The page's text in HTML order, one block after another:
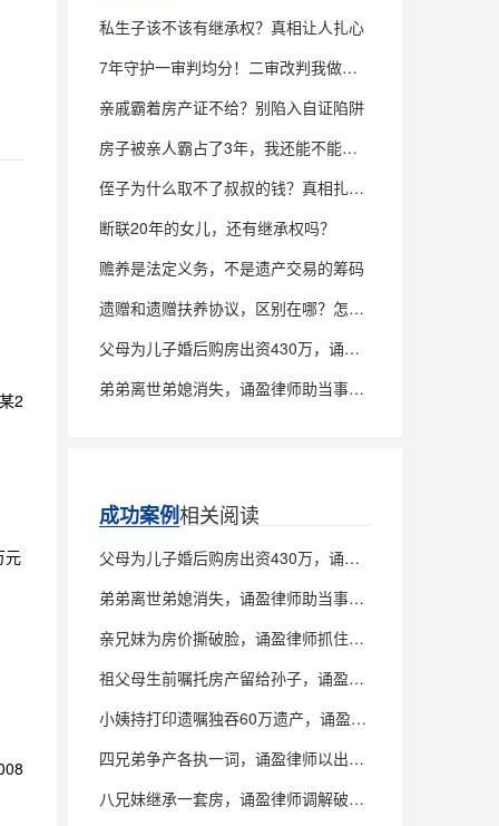
2
元
私生子该不该有继承权？真相让人扎心
7年守护一审判均分！二审改判我做对了什么
亲戚霸着房产证不给？别陷入自证陷阱
房子被亲人霸占了3年，我还能不能继承
侄子为什么取不了叔叔的钱？真相扎心了
断联20年的女儿，还有继承权吗？
赡养是法定义务，不是遗产交易的筹码
遗赠和遗赠扶养协议，区别在哪？怎么签才稳？
父母为儿子婚后购房出资430万，诵盈律师助当事人追回全部款项
弟弟离世弟媳消失，诵盈律师助当事人诉讼确权，锁定父亲房产100%继承权
成功案例相关阅读
父母为儿子婚后购房出资430万，诵盈律师助当事人追回全部款项
弟弟离世弟媳消失，诵盈律师助当事人诉讼确权，锁定父亲房产100%继承权
亲兄妹为房价撕破脸，诵盈律师抓住关键漏洞，驳回对方全部诉求
祖父母生前嘱托房产留给孙子，诵盈律师巧调解助当事人锁定房屋产权
小姨持打印遗嘱独吞60万遗产，诵盈律师力破其漏洞，为外孙夺回一半
四兄弟争产各执一词，诵盈律师以出资事实为依据，助当事人保住朝阳房屋
八兄妹继承一套房，诵盈律师调解破局，为当事人争取57%房产份额